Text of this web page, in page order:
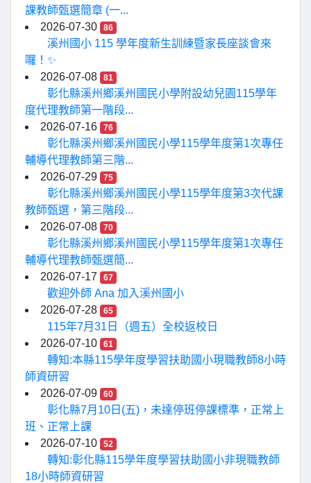
課教師甄選簡章 (一...
2026-07-30
86
溪州國小 115 學年度新生訓練暨家長座談會來
囉！✨
2026-07-08
81
彰化縣溪州鄉溪州國民小學附設幼兒園115學年
度代理教師第一階段...
2026-07-16
76
彰化縣溪州鄉溪州國民小學115學年度第1次專任
輔導代理教師第三階...
2026-07-29
75
彰化縣溪州鄉溪州國民小學115學年度第3次代課
教師甄選，第三階段...
2026-07-08
70
彰化縣溪州鄉溪州國民小學115學年度第1次專任
輔導代理教師甄選簡...
2026-07-17
67
歡迎外師 Ana 加入溪州國小
2026-07-28
65
115年7月31日（週五）全校返校日
2026-07-10
61
轉知:本縣115學年度學習扶助國小現職教師8小時
師資研習
2026-07-09
60
彰化縣7月10日(五)，未達停班停課標準，正常上
班、正常上課
2026-07-10
52
轉知:彰化縣115學年度學習扶助國小非現職教師
18小時師資研習